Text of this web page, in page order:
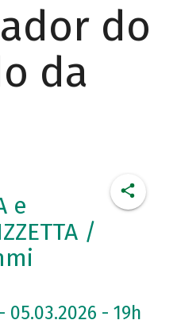
do
da
e
/
05.03.2026 - 19h